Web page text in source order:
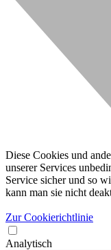
Diese Cookies und
unserer Services
Service sicher und so
kann man sie nicht
Zur Cookierichtlinie
Analytisch